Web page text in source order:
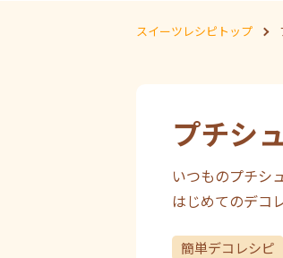
スイーツレシピトップ
プチシ
いつものプチシ
はじめてのデコ
簡単デコレシピ